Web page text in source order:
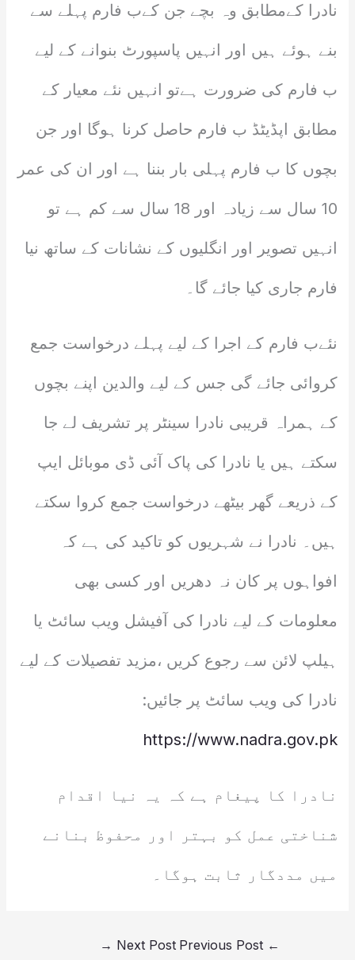
نادرا کےمطابق وہ بچے جن کےب فارم پہلے سے
بنے ہوئے ہیں اور انہیں پاسپورٹ بنوانے کے لیے
ب فارم کی ضرورت ہےتو انہیں نئے معیار کے
مطابق اپڈیٹڈ ب فارم حاصل کرنا ہوگا اور جن
بچوں کا ب فارم پہلی بار بننا ہے اور ان کی عمر
10 سال سے زیادہ اور 18 سال سے کم ہے تو
انہیں تصویر اور انگلیوں کے نشانات کے ساتھ نیا
فارم جاری کیا جائے گا۔
نئےب فارم کے اجرا کے لیے پہلے درخواست جمع
کروائی جائے گی جس کے لیے والدین اپنے بچوں
کے ہمراہ قریبی نادرا سینٹر پر تشریف لے جا
سکتے ہیں یا نادرا کی پاک آئی ڈی موبائل ایپ
کے ذریعے گھر بیٹھے درخواست جمع کروا سکتے
ہیں۔ نادرا نے شہریوں کو تاکید کی ہے کہ
افواہوں پر کان نہ دھریں اور کسی بھی
معلومات کے لیے نادرا کی آفیشل ویب سائٹ یا
ہیلپ لائن سے رجوع کریں ،مزید تفصیلات کے لیے
نادرا کی ویب سائٹ پر جائیں:
https://www.nadra.gov.pk
نادرا کا پیغام ہے کہ یہ نیا اقدام
شناختی عمل کو بہتر اور محفوظ بنانے
میں مددگار ثابت ہوگا۔
←
Next Post
→